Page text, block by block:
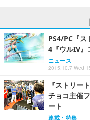
PS4/PC『
4『ウルIV』
ニュース
2015.10.7 Wed
『ストリー
チョコ主催
ート
連載・特集